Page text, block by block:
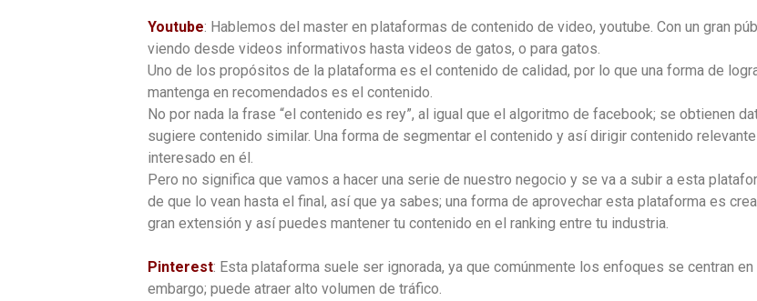
Youtube: Hablemos del master en plataformas de contenido de video, youtube. Con un gran
viendo desde videos informativos hasta videos de gatos, o para gatos.
Uno de los propósitos de la plataforma es el contenido de calidad, por lo que una forma de
mantenga en recomendados es el contenido.
No por nada la frase “el contenido es rey”, al igual que el algoritmo de facebook; se obtienen
sugiere contenido similar. Una forma de segmentar el contenido y así dirigir contenido
interesado en él.
Pero no significa que vamos a hacer una serie de nuestro negocio y se va a subir a esta
de que lo vean hasta el final, así que ya sabes; una forma de aprovechar esta plataforma es
gran extensión y así puedes mantener tu contenido en el ranking entre tu industria.
Pinterest: Esta plataforma suele ser ignorada, ya que comúnmente los enfoques se centran
embargo; puede atraer alto volumen de tráfico.